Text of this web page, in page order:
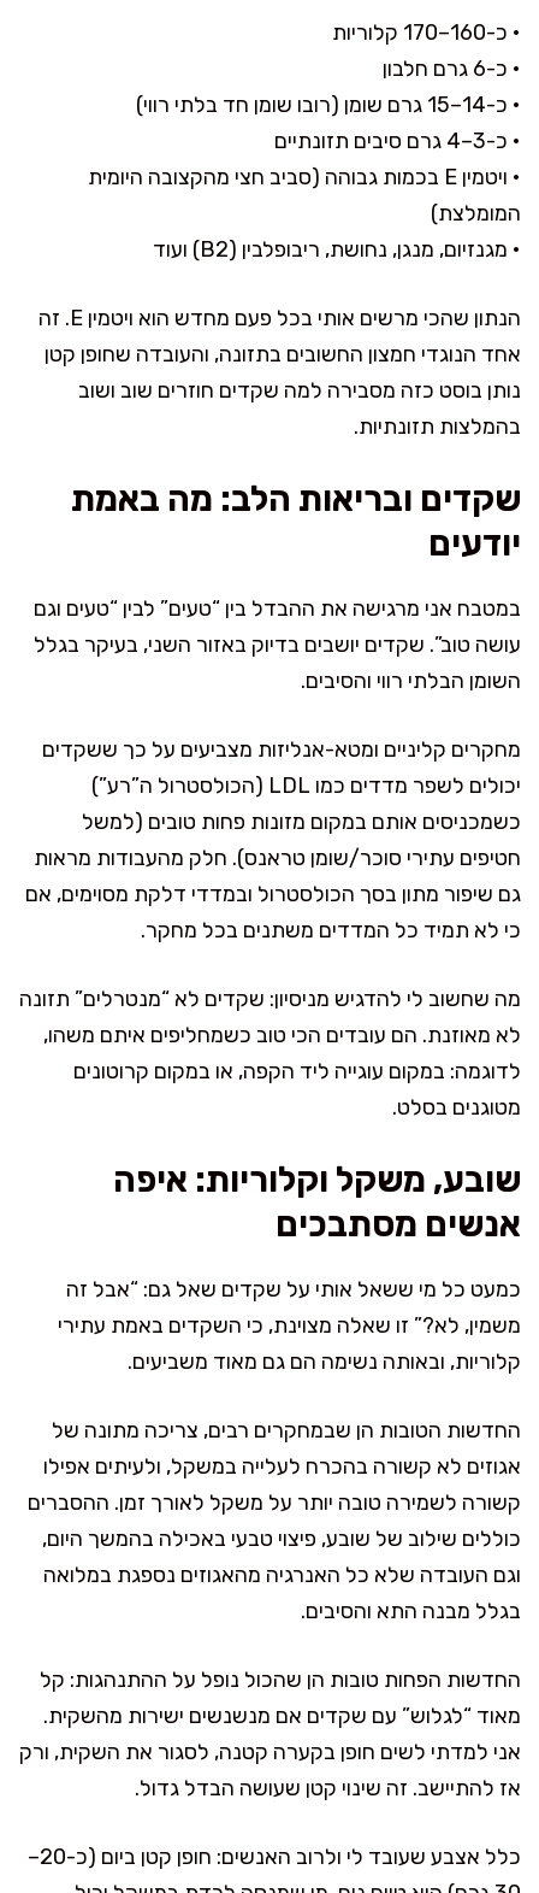
• כ-160–170 קלוריות
• כ-6 גרם חלבון
• כ-14–15 גרם שומן (רובו שומן חד בלתי רווי)
• כ-3–4 גרם סיבים תזונתיים
• ויטמין E בכמות גבוהה (סביב חצי מהקצובה היומית
המומלצת)
• מגנזיום, מנגן, נחושת, ריבופלבין (B2) ועוד
הנתון שהכי מרשים אותי בכל פעם מחדש הוא ויטמין E. זה
אחד הנוגדי חמצון החשובים בתזונה, והעובדה שחופן קטן
נותן בוסט כזה מסבירה למה שקדים חוזרים שוב ושוב
בהמלצות תזונתיות.
שקדים ובריאות הלב: מה באמת
יודעים
במטבח אני מרגישה את ההבדל בין “טעים” לבין “טעים וגם
עושה טוב”. שקדים יושבים בדיוק באזור השני, בעיקר בגלל
השומן הבלתי רווי והסיבים.
מחקרים קליניים ומטא-אנליזות מצביעים על כך ששקדים
יכולים לשפר מדדים כמו LDL (הכולסטרול ה”רע”)
כשמכניסים אותם במקום מזונות פחות טובים (למשל
חטיפים עתירי סוכר/שומן טראנס). חלק מהעבודות מראות
גם שיפור מתון בסך הכולסטרול ובמדדי דלקת מסוימים, אם
כי לא תמיד כל המדדים משתנים בכל מחקר.
מה שחשוב לי להדגיש מניסיון: שקדים לא “מנטרלים” תזונה
לא מאוזנת. הם עובדים הכי טוב כשמחליפים איתם משהו,
לדוגמה: במקום עוגייה ליד הקפה, או במקום קרוטונים
מטוגנים בסלט.
שובע, משקל וקלוריות: איפה
אנשים מסתבכים
כמעט כל מי ששאל אותי על שקדים שאל גם: “אבל זה
משמין, לא?” זו שאלה מצוינת, כי השקדים באמת עתירי
קלוריות, ובאותה נשימה הם גם מאוד משביעים.
החדשות הטובות הן שבמחקרים רבים, צריכה מתונה של
אגוזים לא קשורה בהכרח לעלייה במשקל, ולעיתים אפילו
קשורה לשמירה טובה יותר על משקל לאורך זמן. ההסברים
כוללים שילוב של שובע, פיצוי טבעי באכילה בהמשך היום,
וגם העובדה שלא כל האנרגיה מהאגוזים נספגת במלואה
בגלל מבנה התא והסיבים.
החדשות הפחות טובות הן שהכול נופל על ההתנהגות: קל
מאוד “לגלוש” עם שקדים אם מנשנשים ישירות מהשקית.
אני למדתי לשים חופן בקערה קטנה, לסגור את השקית, ורק
אז להתיישב. זה שינוי קטן שעושה הבדל גדול.
כלל אצבע שעובד לי ולרוב האנשים: חופן קטן ביום (כ-20–